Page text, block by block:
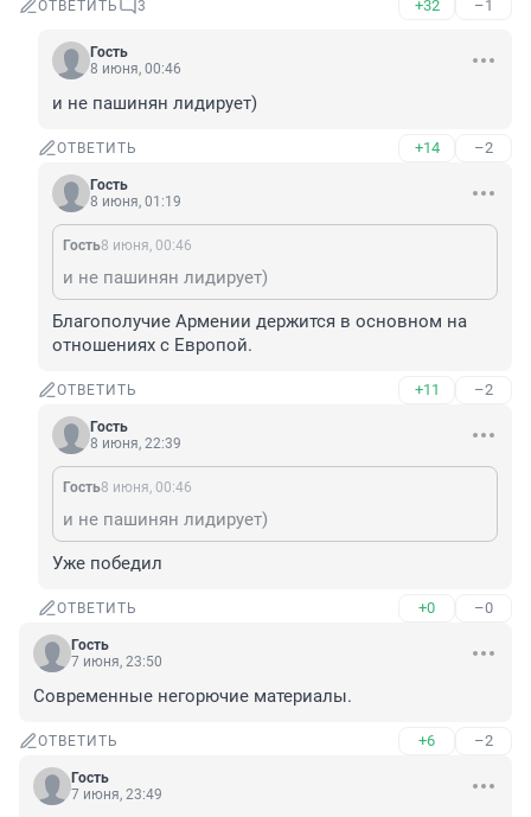
ОТВЕТИТЬ 3 +32 –1
Гость
8 июня, 00:46
и не пашинян лидирует)
ОТВЕТИТЬ +14 –2
Гость
8 июня, 01:19
Гость8 июня, 00:46
и не пашинян лидирует)
Благополучие Армении держится в основном на
отношениях с Европой.
ОТВЕТИТЬ +11 –2
Гость
8 июня, 22:39
Гость8 июня, 00:46
и не пашинян лидирует)
Уже победил
ОТВЕТИТЬ +0 –0
Гость
7 июня, 23:50
Современные негорючие материалы.
ОТВЕТИТЬ +6 –2
Гость
7 июня, 23:49